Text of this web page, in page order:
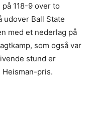
118-9 over to
udover Ball State
med et nederlag på
som også var
stund er
pris.